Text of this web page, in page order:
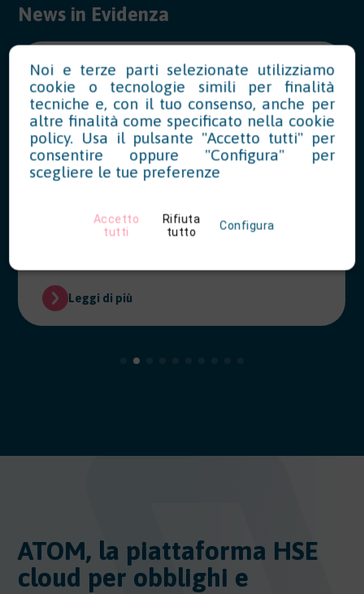
News in Evidenza
Modello OT23 2027: riduzione del
tasso INAIL per prevenzione
07/28/2026
Le aziende che hanno realizzato
entro il 28 febbraio 2027.
Leggi di più
ATOM, la piattaforma HSE
cloud per obblighi e
Noi e terze parti selezionate utilizziamo
cookie o tecnologie simili per finalità
tecniche e, con il tuo consenso, anche per
altre finalità come specificato nella cookie
policy. Usa il pulsante "Accetto tutti" per
consentire oppure "Configura" per
scegliere le tue preferenze
Accetto
tutti
Rifiuta
tutto
Configura